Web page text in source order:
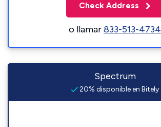
Check Address
o llamar833-513-4734
Spectrum
20% disponible en Bitely